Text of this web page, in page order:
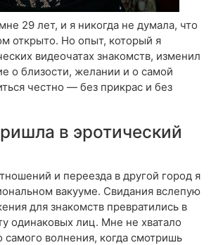
29 лет, и я никогда не думала, что
открыто. Но опыт, который я
видеочатах знакомств, изменил
о близости, желании и о самой
честно — без прикрас и без
в эротический
и переезда в другой город я
вакууме. Свидания вслепую
для знакомств превратились в
одинаковых лиц. Мне не хватало
самого волнения, когда смотришь